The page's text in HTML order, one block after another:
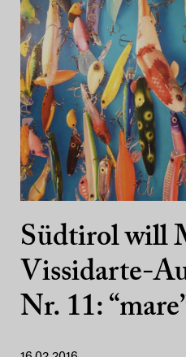
Südtirol will
Vissidarte-
Nr. 11: